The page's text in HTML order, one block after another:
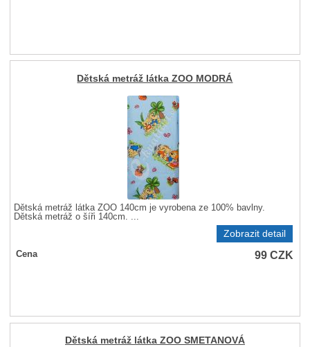
Dětská metráž látka ZOO MODRÁ
Dětská metráž látka ZOO 140cm je vyrobena ze 100% bavlny.
Dětská metráž o šíři 140cm. ...
Zobrazit detail
Cena 99CZK
Dětská metráž látka ZOO SMETANOVÁ